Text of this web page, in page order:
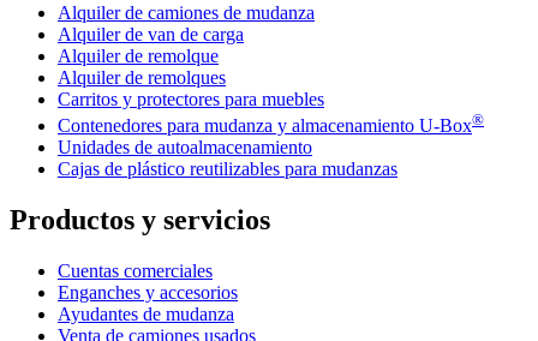
Alquiler de camiones de mudanza
Alquiler de van de carga
Alquiler de remolque
Alquiler de remolques
Carritos y protectores para muebles
Contenedores para mudanza y almacenamiento U-Box®
Unidades de autoalmacenamiento
Cajas de plástico reutilizables para mudanzas
Productos y servicios
Cuentas comerciales
Enganches y accesorios
Ayudantes de mudanza
Venta de camiones usados